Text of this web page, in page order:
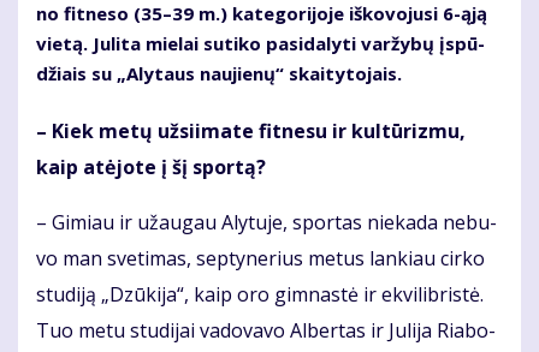
no fit­ne­so (35–39 m.) ka­te­go­ri­jo­je iš­ko­vo­ju­si 6-ąją
vie­tą. Ju­li­ta mie­lai su­ti­ko pa­si­da­ly­ti var­žy­bų įspū­
džiais su „Aly­taus nau­jie­nų“ skai­ty­to­jais.
– Kiek me­tų už­si­i­ma­te fit­ne­su ir kul­tū­riz­mu,
kaip at­ėjo­te į šį spor­tą?
– Gi­miau ir už­au­gau Aly­tu­je, spor­tas nie­ka­da ne­bu­
vo man sve­ti­mas, sep­ty­ne­rius me­tus lan­kiau cir­ko
stu­di­ją „Dzū­ki­ja“, kaip oro gim­nas­tė ir ek­vi­lib­ris­tė.
Tuo me­tu stu­di­jai va­do­va­vo Al­ber­tas ir Ju­li­ja Ria­bo­